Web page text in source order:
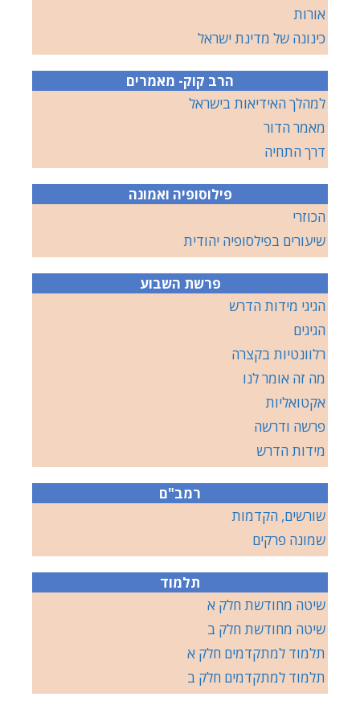
אורות
כינונה של מדינת ישראל
הרב קוק- מאמרים
למהלך האידיאות בישראל
מאמר הדור
דרך התחיה
פילוסופיה ואמונה
הכוזרי
שיעורים בפילסופיה יהודית
פרשת השבוע
הגיגי מידות הדרש
הגיגים
רלוונטיות בקצרה
מה זה אומר לנו
אקטואליות
פרשה ודרשה
מידות הדרש
רמב"ם
שורשים, הקדמות
שמונה פרקים
תלמוד
שיטה מחודשת חלק א
שיטה מחודשת חלק ב
תלמוד למתקדמים חלק א
תלמוד למתקדמים חלק ב